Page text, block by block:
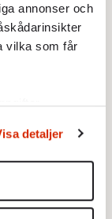
annonser och
vilka som får
när som
innehållet
detaljer
eller
avsnittet av
Erik.
woke
bli
är
på
David och